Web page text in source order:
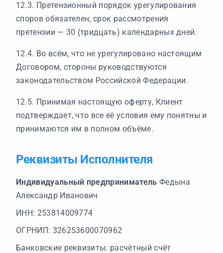
12.3. Претензионный порядок урегулирования
споров обязателен; срок рассмотрения
претензии — 30 (тридцать) календарных дней.
12.4. Во всём, что не урегулировано настоящим
Договором, стороны руководствуются
законодательством Российской Федерации.
12.5. Принимая настоящую оферту, Клиент
подтверждает, что все её условия ему понятны и
принимаются им в полном объёме.
Реквизиты Исполнителя
Индивидуальный предприниматель Федына
Александр Иванович
ИНН: 253814009774
ОГРНИП: 326253600070962
Банковские реквизиты: расчётный счёт